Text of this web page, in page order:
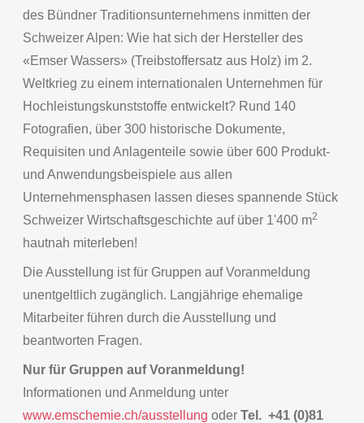
des Bündner Traditionsunternehmens inmitten der
Schweizer Alpen: Wie hat sich der Hersteller des
«Emser Wassers» (Treibstoffersatz aus Holz) im 2.
Weltkrieg zu einem internationalen Unternehmen für
Hochleistungskunststoffe entwickelt? Rund 140
Fotografien, über 300 historische Dokumente,
Requisiten und Anlagenteile sowie über 600 Produkt-
und Anwendungsbeispiele aus allen
Unternehmensphasen lassen dieses spannende Stück
Schweizer Wirtschaftsgeschichte auf über 1'400 m2
hautnah miterleben!
Die Ausstellung ist für Gruppen auf Voranmeldung
unentgeltlich zugänglich. Langjährige ehemalige
Mitarbeiter führen durch die Ausstellung und
beantworten Fragen.
Nur für Gruppen auf Voranmeldung!
Informationen und Anmeldung unter
www.emschemie.ch/ausstellung oder Tel. +41 (0)81